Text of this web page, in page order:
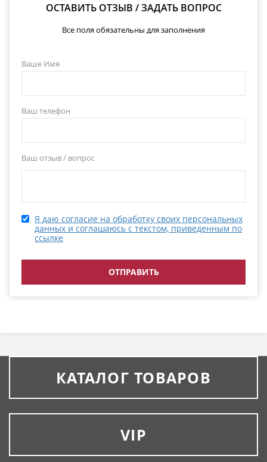
ОСТАВИТЬ ОТЗЫВ / ЗАДАТЬ ВОПРОС
Все поля обязательны для заполнения
Ваше Имя
Ваш телефон
Ваш отзыв / вопрос
Я даю согласие на обработку своих персональных
данных и соглашаюсь с текстом, приведенным по
ссылке
КАТАЛОГ ТОВАРОВ
VIP